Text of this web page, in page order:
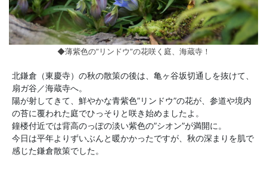
◆薄紫色の”リンドウ”の花咲く庭、海蔵寺！
北鎌倉（東慶寺）の秋の散策の後は、亀ヶ谷坂切通しを抜けて、
扇ガ谷／海蔵寺へ。
陽が射してきて、鮮やかな青紫色”リンドウ”の花が、参道や境内
の苔に覆われた庭でひっそりと咲き始めましたよ。
鐘楼付近では背高のっぽの淡い紫色の”シオン”が満開に。
今日は平年よりずいぶんと暖かかったですが、秋の深まりを肌で
感じた鎌倉散策でした。